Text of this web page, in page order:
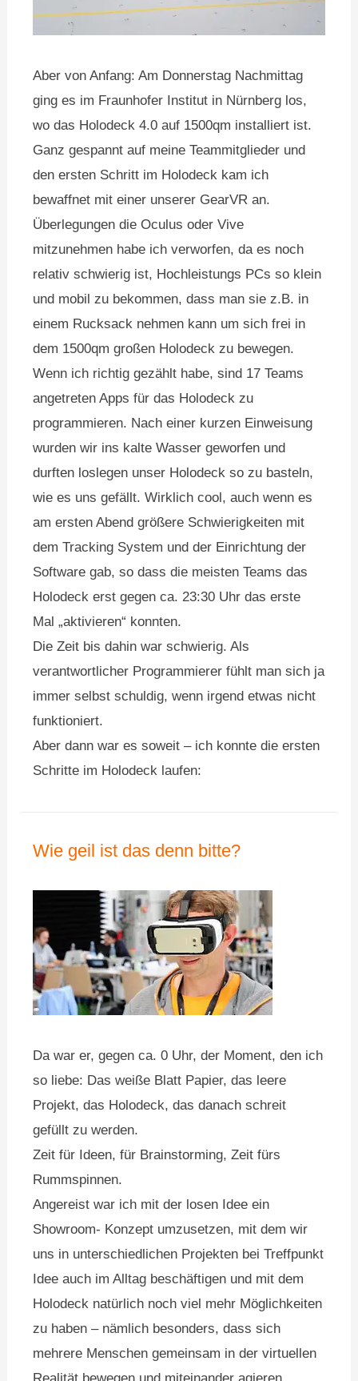
Aber von Anfang: Am Donnerstag Nachmittag
ging es im Fraunhofer Institut in Nürnberg los,
wo das Holodeck 4.0 auf 1500qm installiert ist.
Ganz gespannt auf meine Teammitglieder und
den ersten Schritt im Holodeck kam ich
bewaffnet mit einer unserer GearVR an.
Überlegungen die Oculus oder Vive
mitzunehmen habe ich verworfen, da es noch
relativ schwierig ist, Hochleistungs PCs so klein
und mobil zu bekommen, dass man sie z.B. in
einem Rucksack nehmen kann um sich frei in
dem 1500qm großen Holodeck zu bewegen.
Wenn ich richtig gezählt habe, sind 17 Teams
angetreten Apps für das Holodeck zu
programmieren. Nach einer kurzen Einweisung
wurden wir ins kalte Wasser geworfen und
durften loslegen unser Holodeck so zu basteln,
wie es uns gefällt. Wirklich cool, auch wenn es
am ersten Abend größere Schwierigkeiten mit
dem Tracking System und der Einrichtung der
Software gab, so dass die meisten Teams das
Holodeck erst gegen ca. 23:30 Uhr das erste
Mal „aktivieren“ konnten.
Die Zeit bis dahin war schwierig. Als
verantwortlicher Programmierer fühlt man sich ja
immer selbst schuldig, wenn irgend etwas nicht
funktioniert.
Aber dann war es soweit – ich konnte die ersten
Schritte im Holodeck laufen:
Wie geil ist das denn bitte?
Da war er, gegen ca. 0 Uhr, der Moment, den ich
so liebe: Das weiße Blatt Papier, das leere
Projekt, das Holodeck, das danach schreit
gefüllt zu werden.
Zeit für Ideen, für Brainstorming, Zeit fürs
Rummspinnen.
Angereist war ich mit der losen Idee ein
Showroom- Konzept umzusetzen, mit dem wir
uns in unterschiedlichen Projekten bei Treffpunkt
Idee auch im Alltag beschäftigen und mit dem
Holodeck natürlich noch viel mehr Möglichkeiten
zu haben – nämlich besonders, dass sich
mehrere Menschen gemeinsam in der virtuellen
Realität bewegen und miteinander agieren